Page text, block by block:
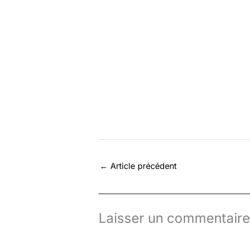
← Article précédent
Laisser un commentaire